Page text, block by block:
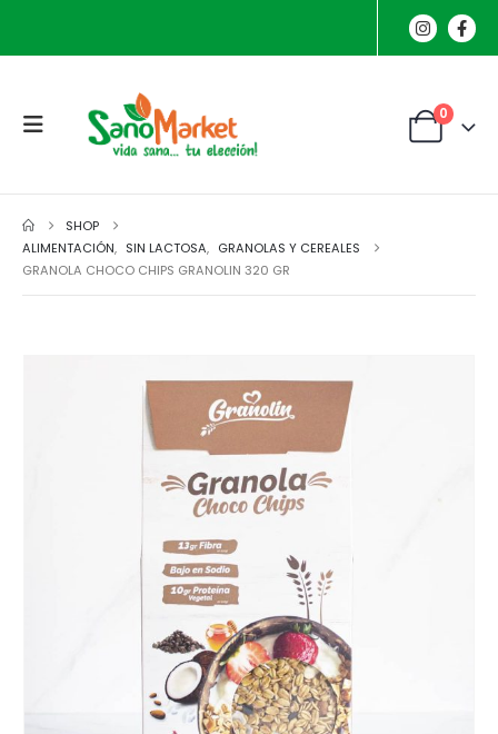
0
SHOP
ALIMENTACIÓN, SIN LACTOSA, GRANOLAS Y CEREALES
GRANOLA CHOCO CHIPS GRANOLIN 320 GR